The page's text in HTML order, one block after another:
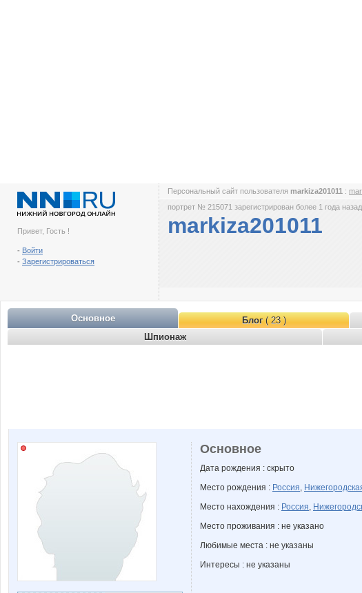
Привет, Гость !
- Войти
- Зарегистрироваться
Персональный сайт пользователя markiza201011 :
портрет № 215071 зарегистрирован более 1 года назад
markiza201011
Основное Блог( 23 )
Шпионаж
Основное
Дата рождения : скрыто
Место рождения : Россия,
Место нахождения : Россия,
Место проживания : не указано
Любимые места : не указаны
Интересы : не указаны